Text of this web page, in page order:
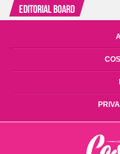
Editorial Board